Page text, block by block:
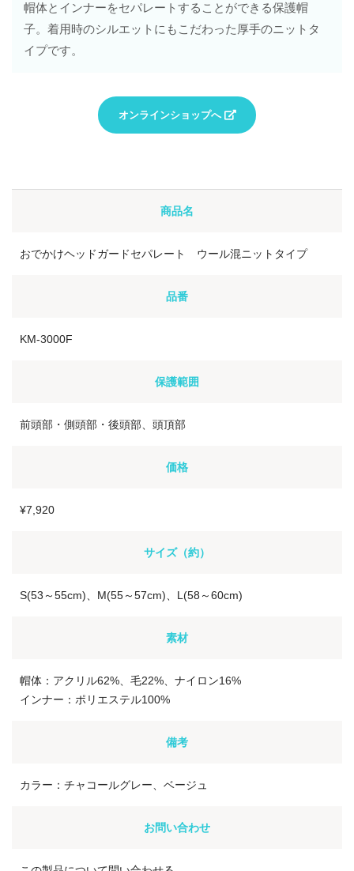
帽体とインナーをセパレートすることができる保護帽
子。着用時のシルエットにもこだわった厚手のニットタ
イプです。
オンラインショップへ
商品名
おでかけヘッドガードセパレート ウール混ニットタイプ
品番
KM-3000F
保護範囲
前頭部・側頭部・後頭部、頭頂部
価格
¥7,920
サイズ（約）
S(53～55cm)、M(55～57cm)、L(58～60cm)
素材
帽体：アクリル62%、毛22%、ナイロン16%
インナー：ポリエステル100%
備考
カラー：チャコールグレー、ベージュ
お問い合わせ